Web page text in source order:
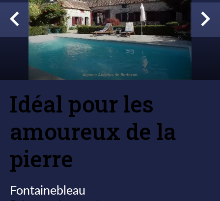
Idéal pour les
amoureux de la
pierre
Fontainebleau